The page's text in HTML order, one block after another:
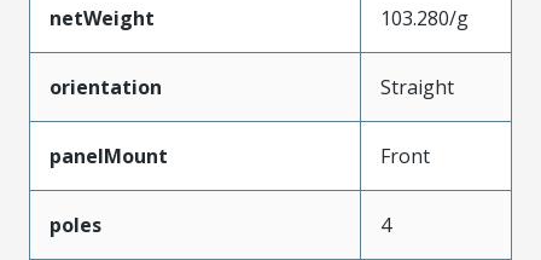
netWeight 103.280/g
orientation Straight
panelMount Front
poles 4